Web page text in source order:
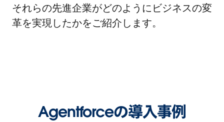
それらの先進企業がどのようにビジネスの変
革を実現したかをご紹介します。
Agentforceの導入事例